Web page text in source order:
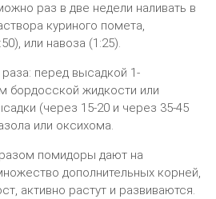
раз в две недели наливать в
куриного помета,
или навоза (1:25).
перед высадкой 1-
бордосской жидкости или
(через 15-20 и через 35-45
или оксихома.
помидоры дают на
дополнительных корней,
активно растут и развиваются.